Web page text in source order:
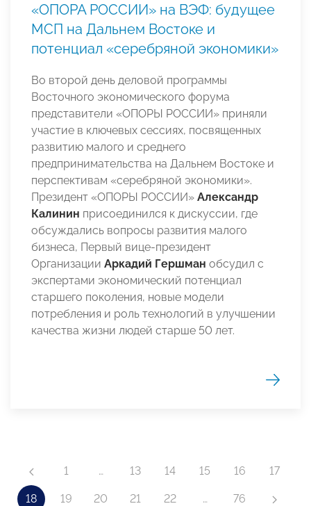
«ОПОРА РОССИИ» на ВЭФ: будущее
МСП на Дальнем Востоке и
потенциал «серебряной экономики»
Во второй день деловой программы
Восточного экономического форума
представители «ОПОРЫ РОССИИ» приняли
участие в ключевых сессиях, посвященных
развитию малого и среднего
предпринимательства на Дальнем Востоке и
перспективам «серебряной экономики».
Президент «ОПОРЫ РОССИИ» Александр
Калинин присоединился к дискуссии, где
обсуждались вопросы развития малого
бизнеса, Первый вице-президент
Организации Аркадий Гершман обсудил с
экспертами экономический потенциал
старшего поколения, новые модели
потребления и роль технологий в улучшении
качества жизни людей старше 50 лет.
1 … 13 14 15 16 17
18 19 20 21 22 … 76